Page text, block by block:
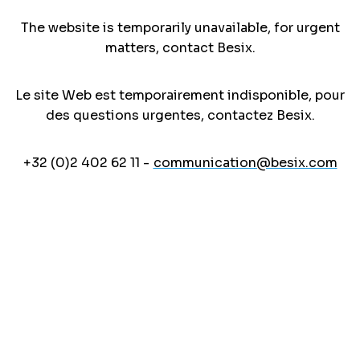
The website is temporarily unavailable, for urgent
matters, contact Besix.
Le site Web est temporairement indisponible, pour
des questions urgentes, contactez Besix.
+32 (0)2 402 62 11 - communication@besix.com